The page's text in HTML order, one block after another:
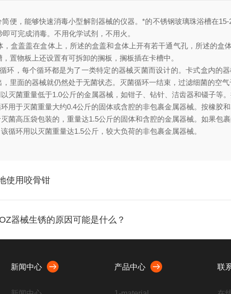
简便，能够快速消毒小型解剖器械的仪器。*的不锈钢玻璃珠浴槽在
可完成消毒。不用化学试剂，不用火。
盖盖在盒体上，所述的盒盖和盒体上开有若干通气孔，所述的盒
置物板上还设置有可拆卸的搁板，搁板插在卡槽中。
环，每个循环都是为了一类特定的器械灭菌而设计的。卡式盒内的
里面的器械就仍然处于无菌状态。灭菌循环一结束，过滤细菌的空
菌重量低于1.0公斤的金属器械，如钳子、钻针、洁齿器和镊子等
于灭菌重量大约0.4公斤的固体或含腔的非包裹金属器械。按橡胶
高压袋包装的，重量达1.5公斤的固体和含腔的金属器械。如果包裹
环用以灭菌重量达1.5公斤，较大负荷的非包裹金属器械。
使用咬骨钳
器械生锈的原因可能是什么？
新闻中心 产品中心 联